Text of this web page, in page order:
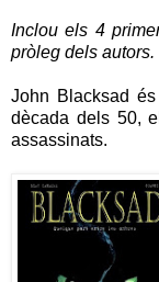
Inclou els 4
pròleg dels autors.
John Blacksad
dècada dels 50,
assassinats.